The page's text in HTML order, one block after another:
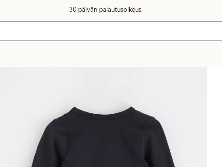
30 päivän palautusoikeus